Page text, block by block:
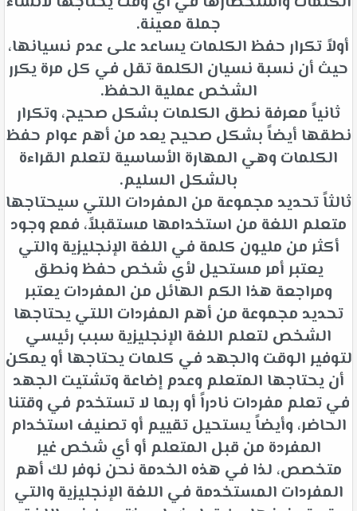
جملة معينة.
أولاً تكرار حفظ الكلمات يساعد على عدم نسيانها،
حيث أن نسبة نسيان الكلمة تقل في كل مرة يكرر
الشخص عملية الحفظ.
ثانياً معرفة نطق الكلمات بشكل صحيح، وتكرار
نطقها أيضاً بشكل صحيح يعد من أهم عوام حفظ
الكلمات وهي المهارة الأساسية لتعلم القراءة
بالشكل السليم.
ثالثاً تحديد مجموعة من المفردات اللتي سيحتاجها
متعلم اللغة من استخدامها مستقبلاً، فمع وجود
أكثر من مليون كلمة في اللغة الإنجليزية والتي
يعتبر أمر مستحيل لأي شخص حفظ ونطق
ومراجعة هذا الكم الهائل من المفردات يعتبر
تحديد مجموعة من أهم المفردات اللتي يحتاجها
الشخص لتعلم اللغة الإنجليزية سبب رئيسي
لتوفير الوقت والجهد في كلمات يحتاجها أو يمكن
أن يحتاجها المتعلم وعدم إضاعة وتشتيت الجهد
في تعلم مفردات نادراً أو ربما لا تستخدم في وقتنا
الحاضر، وأيضاً يستحيل تقييم أو تصنيف استخدام
المفردة من قبل المتعلم أو أي شخص غير
متخصص، لذا في هذه الخدمة نحن نوفر لك أهم
المفردات المستخدمة في اللغة الإنجليزية والتي